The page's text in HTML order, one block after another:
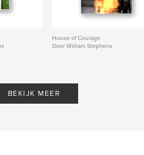
House of Courage
Door William Stephens
BEKIJK MEER